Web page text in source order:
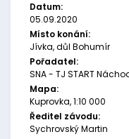
Datum:
05.09.2020
Místo konání:
Jívka, důl Bohumír
Pořadatel:
SNA - TJ START
Mapa:
Kuprovka, 1:10 000
Ředitel závodu:
Sychrovský Martin